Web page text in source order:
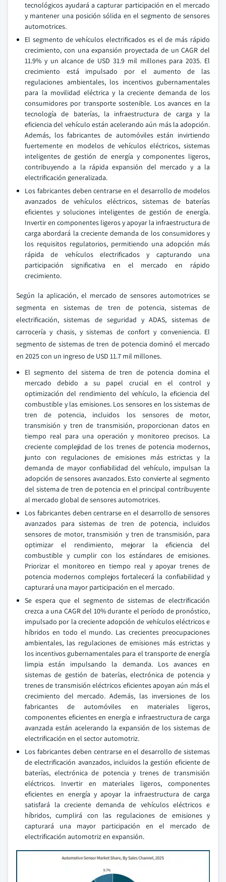
tecnológicos ayudará a capturar participación en el mercado
y mantener una posición sólida en el segmento de sensores
automotrices.
El segmento de vehículos electrificados es el de más rápido
crecimiento, con una expansión proyectada de un CAGR del
11.9% y un alcance de USD 31.9 mil millones para 2035. El
crecimiento está impulsado por el aumento de las
regulaciones ambientales, los incentivos gubernamentales
para la movilidad eléctrica y la creciente demanda de los
consumidores por transporte sostenible. Los avances en la
tecnología de baterías, la infraestructura de carga y la
eficiencia del vehículo están acelerando aún más la adopción.
Además, los fabricantes de automóviles están invirtiendo
fuertemente en modelos de vehículos eléctricos, sistemas
inteligentes de gestión de energía y componentes ligeros,
contribuyendo a la rápida expansión del mercado y a la
electrificación generalizada.
Los fabricantes deben centrarse en el desarrollo de modelos
avanzados de vehículos eléctricos, sistemas de baterías
eficientes y soluciones inteligentes de gestión de energía.
Invertir en componentes ligeros y apoyar la infraestructura de
carga abordará la creciente demanda de los consumidores y
los requisitos regulatorios, permitiendo una adopción más
rápida de vehículos electrificados y capturando una
participación significativa en el mercado en rápido
crecimiento.
Según la aplicación, el mercado de sensores automotrices se
segmenta en sistemas de tren de potencia, sistemas de
electrificación, sistemas de seguridad y ADAS, sistemas de
carrocería y chasis, y sistemas de confort y conveniencia. El
segmento de sistemas de tren de potencia dominó el mercado
en 2025 con un ingreso de USD 11.7 mil millones.
El segmento del sistema de tren de potencia domina el
mercado debido a su papel crucial en el control y
optimización del rendimiento del vehículo, la eficiencia del
combustible y las emisiones. Los sensores en los sistemas de
tren de potencia, incluidos los sensores de motor,
transmisión y tren de transmisión, proporcionan datos en
tiempo real para una operación y monitoreo precisos. La
creciente complejidad de los trenes de potencia modernos,
junto con regulaciones de emisiones más estrictas y la
demanda de mayor confiabilidad del vehículo, impulsan la
adopción de sensores avanzados. Esto convierte al segmento
del sistema de tren de potencia en el principal contribuyente
al mercado global de sensores automotrices.
Los fabricantes deben centrarse en el desarrollo de sensores
avanzados para sistemas de tren de potencia, incluidos
sensores de motor, transmisión y tren de transmisión, para
optimizar el rendimiento, mejorar la eficiencia del
combustible y cumplir con los estándares de emisiones.
Priorizar el monitoreo en tiempo real y apoyar trenes de
potencia modernos complejos fortalecerá la confiabilidad y
capturará una mayor participación en el mercado.
Se espera que el segmento de sistemas de electrificación
crezca a una CAGR del 10% durante el período de pronóstico,
impulsado por la creciente adopción de vehículos eléctricos e
híbridos en todo el mundo. Las crecientes preocupaciones
ambientales, las regulaciones de emisiones más estrictas y
los incentivos gubernamentales para el transporte de energía
limpia están impulsando la demanda. Los avances en
sistemas de gestión de baterías, electrónica de potencia y
trenes de transmisión eléctricos eficientes apoyan aún más el
crecimiento del mercado. Además, las inversiones de los
fabricantes de automóviles en materiales ligeros,
componentes eficientes en energía e infraestructura de carga
avanzada están acelerando la expansión de los sistemas de
electrificación en el sector automotriz.
Los fabricantes deben centrarse en el desarrollo de sistemas
de electrificación avanzados, incluidos la gestión eficiente de
baterías, electrónica de potencia y trenes de transmisión
eléctricos. Invertir en materiales ligeros, componentes
eficientes en energía y apoyar la infraestructura de carga
satisfará la creciente demanda de vehículos eléctricos e
híbridos, cumplirá con las regulaciones de emisiones y
capturará una mayor participación en el mercado de
electrificación automotriz en expansión.